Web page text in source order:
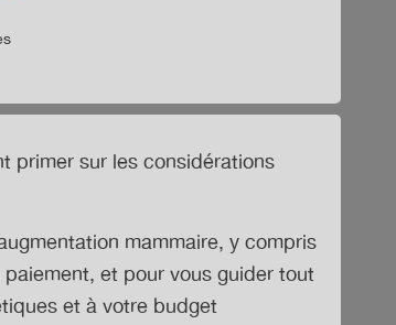
primer sur les considérations
mammaire, y compris
et pour vous guider tout
et à votre budget